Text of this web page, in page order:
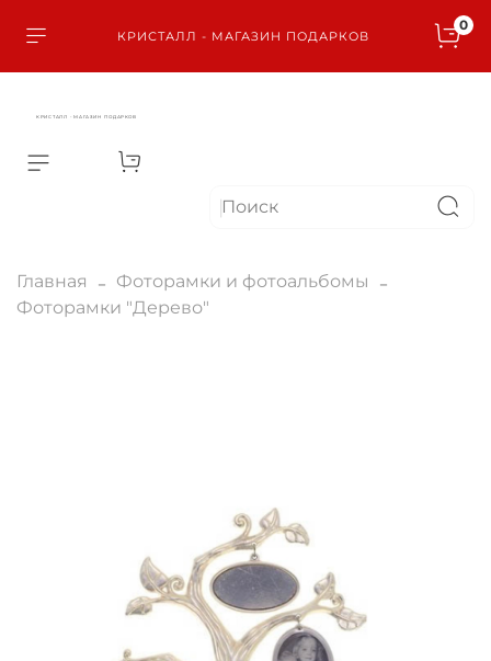
КРИСТАЛЛ - МАГАЗИН ПОДАРКОВ
0
КРИСТАЛЛ - МАГАЗИН ПОДАРКОВ
Главная
Фоторамки и фотоальбомы
Фоторамки "Дерево"